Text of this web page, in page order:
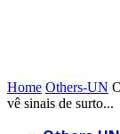
Home Others-UN
vê sinais de surto...